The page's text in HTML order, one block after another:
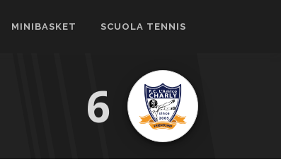
MINIBASKET SCUOLA TENNIS
6